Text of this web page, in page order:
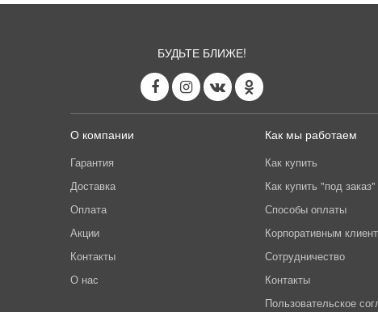
БУДЬТЕ БЛИЖЕ!
О компании
Гарантия
Доставка
Оплата
Акции
Контакты
О нас
Как мы работаем
Как купить
Как купить "под заказ"
Способы оплаты
Корпоративным
Сотрудничество
Контакты
Пользовательское